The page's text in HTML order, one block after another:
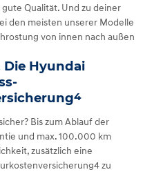
Qualität. Und zu deiner
den meisten unserer Modelle
von innen nach außen
Die Hyundai
4
Bis zum Ablauf der
und max. 100.000 km
zusätzlich eine
zu